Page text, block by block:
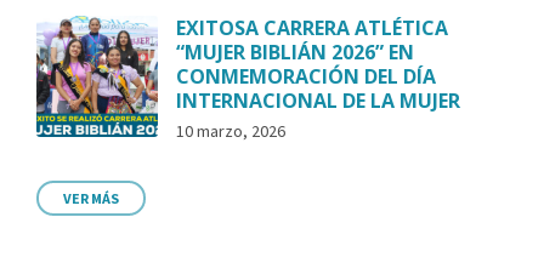
EXITOSA CARRERA ATLÉTICA
“MUJER BIBLIÁN 2026” EN
CONMEMORACIÓN DEL DÍA
INTERNACIONAL DE LA MUJER
10 marzo, 2026
VER MÁS